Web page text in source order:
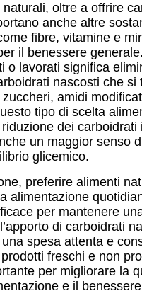
naturali, oltre a offrire
anche altre
fibre, vitamine e
il benessere
o lavorati significa
nascosti che si
amidi
tipo di scelta
dei carboidrati
un maggior senso
glicemico.
preferire alimenti
alimentazione
per mantenere
di carboidrati
spesa attenta e
freschi e non
per migliorare la
e il